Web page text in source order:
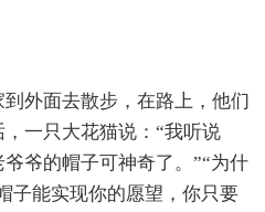
外面去散步，在路上，他们
一只大花猫说：“我听说
爷的帽子可神奇了。”“为什
子能实现你的愿望，你只要